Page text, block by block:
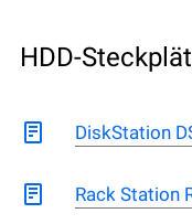
HDD-
DiskStation
Rack Station